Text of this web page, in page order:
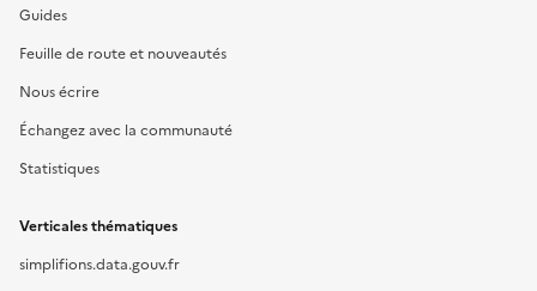
Guides
Feuille de route et nouveautés
Nous écrire
Échangez avec la communauté
Statistiques
Verticales thématiques
simplifions.data.gouv.fr